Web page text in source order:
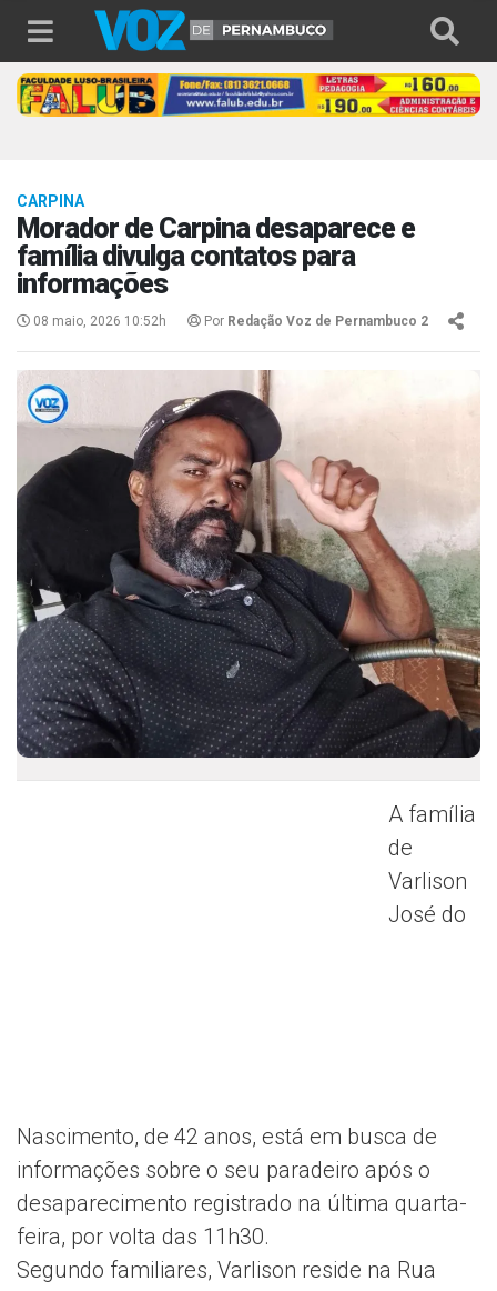
CARPINA
Morador de Carpina desaparece e
família divulga contatos para
informações
08 maio, 2026 10:52h Por Redação Voz de Pernambuco 2
A família
de
Varlison
José do
Nascimento, de 42 anos, está em busca de
informações sobre o seu paradeiro após o
desaparecimento registrado na última quarta-
feira, por volta das 11h30.
Segundo familiares, Varlison reside na Rua